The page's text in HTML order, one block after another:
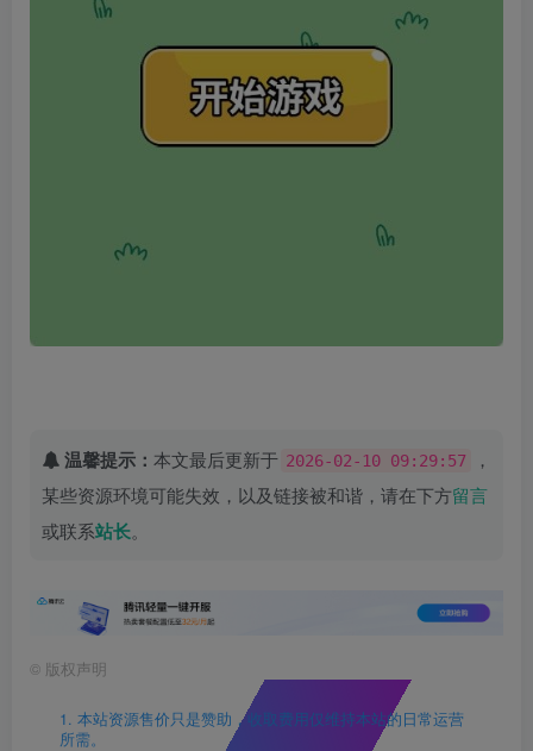
温馨提示： 本文最后更新于 2026-02-10 09:29:57
，
某些资源环境可能失效，以及链接被和谐，请在下方留言
或联系站长。
© 版权声明
1. 本站资源售价只是赞助，收取费用仅维持本站的日常运营
所需。